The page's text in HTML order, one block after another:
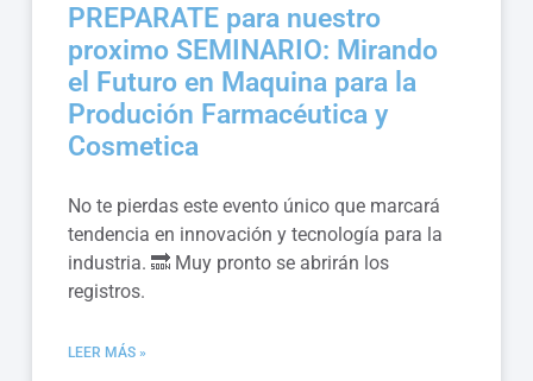
PREPARATE para nuestro
proximo SEMINARIO: Mirando
el Futuro en Maquina para la
Produción Farmacéutica y
Cosmetica
No te pierdas este evento único que marcará
tendencia en innovación y tecnología para la
industria. 🔜 Muy pronto se abrirán los
registros.
LEER MÁS »